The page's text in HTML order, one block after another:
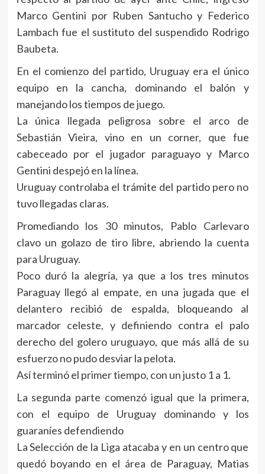
Marco Gentini por Ruben Santucho y Federico
Lambach fue el sustituto del suspendido Rodrigo
Baubeta.
En el comienzo del partido, Uruguay era el único
equipo en la cancha, dominando el balón y
manejando los tiempos de juego.
La única llegada peligrosa sobre el arco de
Sebastián Vieira, vino en un corner, que fue
cabeceado por el jugador paraguayo y Marco
Gentini despejó en la línea.
Uruguay controlaba el trámite del partido pero no
tuvo llegadas claras.
Promediando los 30 minutos, Pablo Carlevaro
clavo un golazo de tiro libre, abriendo la cuenta
para Uruguay.
Poco duró la alegría, ya que a los tres minutos
Paraguay llegó al empate, en una jugada que el
delantero recibió de espalda, bloqueando al
marcador celeste, y definiendo contra el palo
derecho del golero uruguayo, que más allá de su
esfuerzo no pudo desviar la pelota.
Así terminó el primer tiempo, con un justo 1 a 1.
La segunda parte comenzó igual que la primera,
con el equipo de Uruguay dominando y los
guaraníes defendiendo
La Selección de la Liga atacaba y en un centro que
quedó boyando en el área de Paraguay, Matias